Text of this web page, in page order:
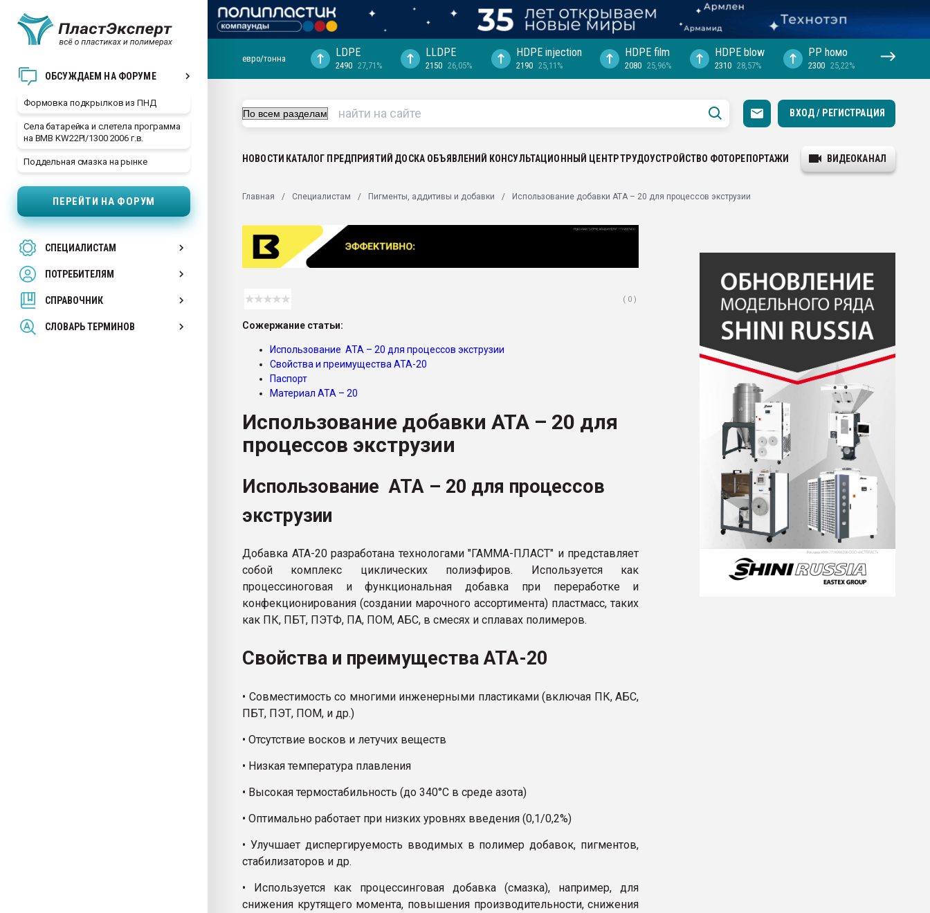
ОБСУЖДАЕМ НА ФОРУМЕ
Формовка подкрылков из ПНД
Села батарейка и слетела программа
на BMB KW22PI/1300 2006 г.в.
Поддельная смазка на рынке
ПЕРЕЙТИ НА ФОРУМ
СПЕЦИАЛИСТАМ
ПОТРЕБИТЕЛЯМ
СПРАВОЧНИК
СЛОВАРЬ ТЕРМИНОВ
29.07.2026 ФРП помог "Ижевскому
Вакуум-формовочные машины:
ближайшее подмосковье, с.-в.
28.07.2026 Автоматизация выходит на
первый план в переработке
ситуацией на строительном рынке
Всё, что касается выдува ПЭТ
ПЕРЕЙТИ НА ФОРУМ
евро/тонна LDPE
2490 27,71%
LLDPE
2150 26,05%
HDPE injection
2190 25,11%
HDPE film
2080 25,96%
HDPE blow
2310 28,57%
PP hомо
2300 25,22%
ВХОД / РЕГИСТРАЦИЯ
НОВОСТИ КАТАЛОГ ПРЕДПРИЯТИЙ ДОСКА ОБЪЯВЛЕНИЙ КОНСУЛЬТАЦИОННЫЙ ЦЕНТРТРУДОУСТРОЙСТВО ФОТОРЕПОРТАЖИ ВИДЕОКАНАЛ
Главная Специалистам Пигменты, аддитивы и добавки Использование добавки АТА – 20 для процессов экструзии
( 0 )
Сожержание статьи:
Использование АТА – 20 для процессов экструзии
Свойства и преимущества АТА-20
Паспорт
Материал АТА – 20
Использование добавки АТА – 20 для
процессов экструзии
Использование АТА – 20 для процессов
экструзии
Добавка АТА-20 разработана технологами "ГАММА-ПЛАСТ" и представляет
собой комплекс циклических полиэфиров. Используется как
процессиноговая и функциональная добавка при переработке и
конфекционирования (создании марочного ассортимента) пластмасс, таких
как ПК, ПБТ, ПЭТФ, ПА, ПОМ, АБС, в смесях и сплавах полимеров.
Свойства и преимущества АТА-20
• Совместимость со многими инженерными пластиками (включая ПК, АБС,
ПБТ, ПЭТ, ПОМ, и др.)
• Отсутствие восков и летучих веществ
• Низкая температура плавления
• Высокая термостабильность (до 340°С в среде азота)
• Оптимально работает при низких уровнях введения (0,1/0,2%)
• Улучшает диспергируемость вводимых в полимер добавок, пигментов,
стабилизаторов и др.
• Используется как процессинговая добавка (смазка), например, для
снижения крутящего момента, повышения производительности, снижения